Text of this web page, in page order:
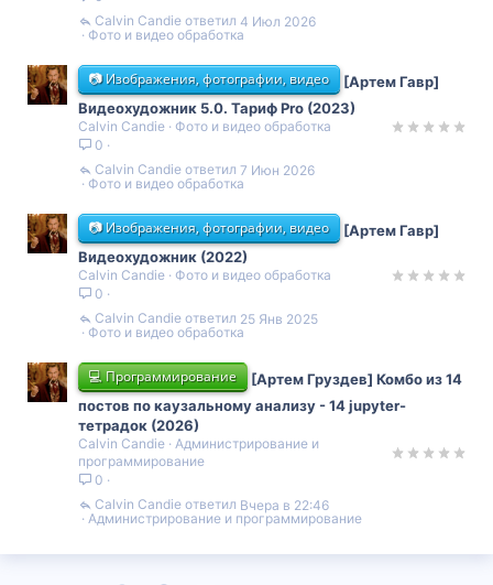
Фото и видео обработка
4 Июл 2026
Calvin Candie
📷 Изображения, фотографии, видео
[Артем Гавр]
Видеохудожник 5.0. Тариф Pro (2023)
Calvin Candie
Фото и видео обработка
0
Фото и видео обработка
7 Июн 2026
Calvin Candie
📷 Изображения, фотографии, видео
[Артем Гавр]
Видеохудожник (2022)
Calvin Candie
Фото и видео обработка
0
Фото и видео обработка
25 Янв 2025
Calvin Candie
💻 Программирование
[Артем Груздев] Комбо из 14
постов по каузальному анализу - 14 jupyter-
тетрадок (2026)
Calvin Candie
Администрирование и
программирование
0
Администрирование и программирование
Вчера в 22:46
Calvin Candie